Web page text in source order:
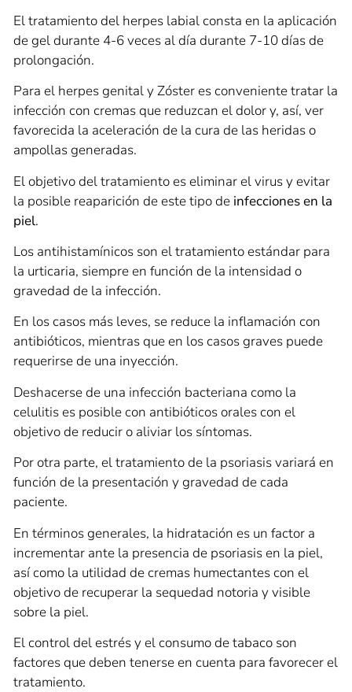
El tratamiento del herpes labial consta en la aplicación
de gel durante 4-6 veces al día durante 7-10 días de
prolongación.
Para el herpes genital y Zóster es conveniente tratar la
infección con cremas que reduzcan el dolor y, así, ver
favorecida la aceleración de la cura de las heridas o
ampollas generadas.
El objetivo del tratamiento es eliminar el virus y evitar
la posible reaparición de este tipo de infecciones en la
piel.
Los antihistamínicos son el tratamiento estándar para
la urticaria, siempre en función de la intensidad o
gravedad de la infección.
En los casos más leves, se reduce la inflamación con
antibióticos, mientras que en los casos graves puede
requerirse de una inyección.
Deshacerse de una infección bacteriana como la
celulitis es posible con antibióticos orales con el
objetivo de reducir o aliviar los síntomas.
Por otra parte, el tratamiento de la psoriasis variará en
función de la presentación y gravedad de cada
paciente.
En términos generales, la hidratación es un factor a
incrementar ante la presencia de psoriasis en la piel,
así como la utilidad de cremas humectantes con el
objetivo de recuperar la sequedad notoria y visible
sobre la piel.
El control del estrés y el consumo de tabaco son
factores que deben tenerse en cuenta para favorecer el
tratamiento.